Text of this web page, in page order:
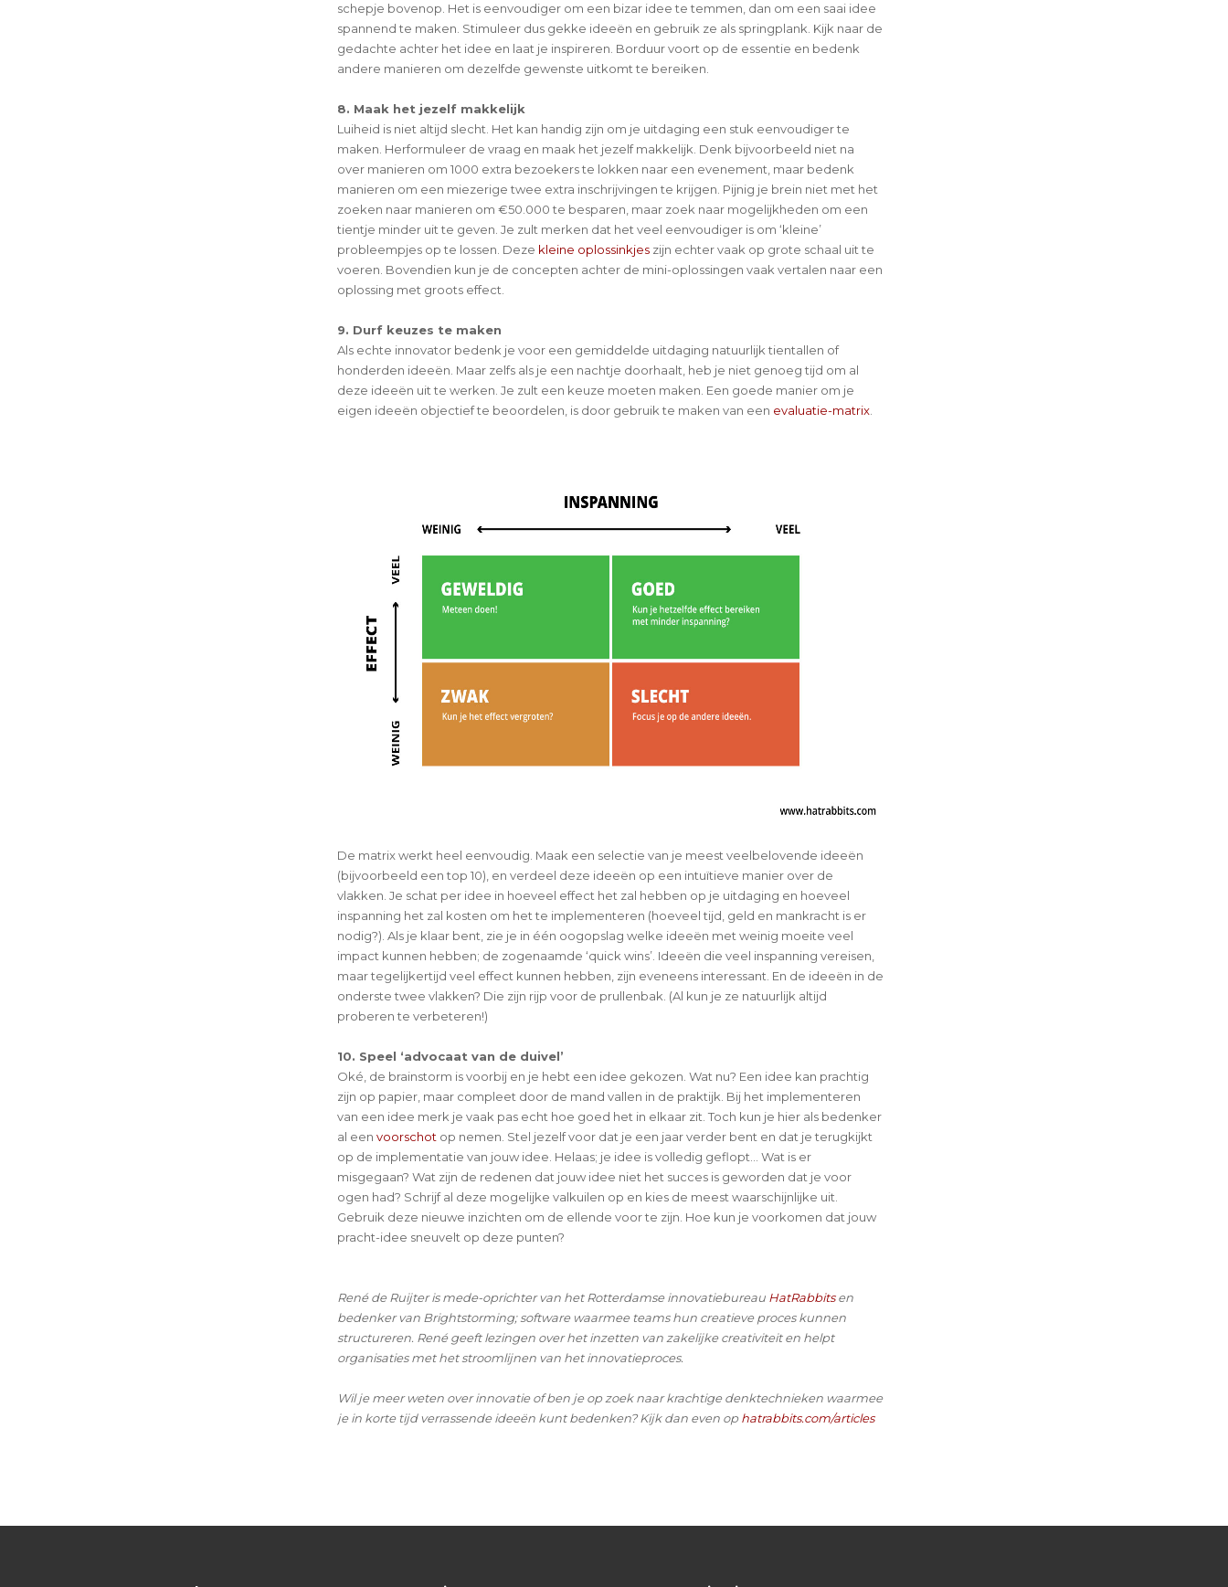
schepje bovenop. Het is eenvoudiger om een bizar idee te temmen, dan om een saai idee
spannend te maken. Stimuleer dus gekke ideeën en gebruik ze als springplank. Kijk naar de
gedachte achter het idee en laat je inspireren. Borduur voort op de essentie en bedenk
andere manieren om dezelfde gewenste uitkomt te bereiken.
8. Maak het jezelf makkelijk
Luiheid is niet altijd slecht. Het kan handig zijn om je uitdaging een stuk eenvoudiger te
maken. Herformuleer de vraag en maak het jezelf makkelijk. Denk bijvoorbeeld niet na
over manieren om 1000 extra bezoekers te lokken naar een evenement, maar bedenk
manieren om een miezerige twee extra inschrijvingen te krijgen. Pijnig je brein niet met het
zoeken naar manieren om €50.000 te besparen, maar zoek naar mogelijkheden om een
tientje minder uit te geven. Je zult merken dat het veel eenvoudiger is om ‘kleine’
probleempjes op te lossen. Deze kleine oplossinkjes zijn echter vaak op grote schaal uit te
voeren. Bovendien kun je de concepten achter de mini-oplossingen vaak vertalen naar een
oplossing met groots effect.
9. Durf keuzes te maken
Als echte innovator bedenk je voor een gemiddelde uitdaging natuurlijk tientallen of
honderden ideeën. Maar zelfs als je een nachtje doorhaalt, heb je niet genoeg tijd om al
deze ideeën uit te werken. Je zult een keuze moeten maken. Een goede manier om je
eigen ideeën objectief te beoordelen, is door gebruik te maken van een evaluatie-matrix
De matrix werkt heel eenvoudig. Maak een selectie van je meest veelbelovende ideeën
(bijvoorbeeld een top 10), en verdeel deze ideeën op een intuïtieve manier over de
vlakken. Je schat per idee in hoeveel effect het zal hebben op je uitdaging en hoeveel
inspanning het zal kosten om het te implementeren (hoeveel tijd, geld en mankracht is er
nodig?). Als je klaar bent, zie je in één oogopslag welke ideeën met weinig moeite veel
impact kunnen hebben; de zogenaamde ‘quick wins’. Ideeën die veel inspanning vereisen,
maar tegelijkertijd veel effect kunnen hebben, zijn eveneens interessant. En de ideeën in de
onderste twee vlakken? Die zijn rijp voor de prullenbak. (Al kun je ze natuurlijk altijd
proberen te verbeteren!)
10. Speel ‘advocaat van de duivel’
Oké, de brainstorm is voorbij en je hebt een idee gekozen. Wat nu? Een idee kan prachtig
zijn op papier, maar compleet door de mand vallen in de praktijk. Bij het implementeren
van een idee merk je vaak pas echt hoe goed het in elkaar zit. Toch kun je hier als bedenker
al eenvoorschot op nemen. Stel jezelf voor dat je een jaar verder bent en dat je terugkijkt
op de implementatie van jouw idee. Helaas; je idee is volledig geflopt... Wat is er
misgegaan? Wat zijn de redenen dat jouw idee niet het succes is geworden dat je voor
ogen had? Schrijf al deze mogelijke valkuilen op en kies de meest waarschijnlijke uit.
Gebruik deze nieuwe inzichten om de ellende voor te zijn. Hoe kun je voorkomen dat jouw
pracht-idee sneuvelt op deze punten?
René de Ruijter is mede-oprichter van het Rotterdamse innovatiebureau HatRabbitsen
bedenker van Brightstorming; software waarmee teams hun creatieve proces kunnen
structureren. René geeft lezingen over het inzetten van zakelijke creativiteit en helpt
organisaties met het stroomlijnen van het innovatieproces.
Wil je meer weten over innovatie of ben je op zoek naar krachtige denktechnieken waarmee
je in korte tijd verrassende ideeën kunt bedenken? Kijk dan even ophatrabbits.com/articles